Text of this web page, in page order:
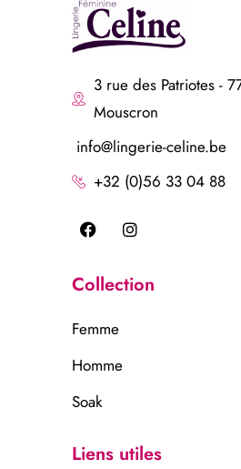
3 rue des Patriotes -
Mouscron
info@lingerie-celine.be
+32 (0)56 33 04 88
Collection
Femme
Homme
Soak
Liens utiles